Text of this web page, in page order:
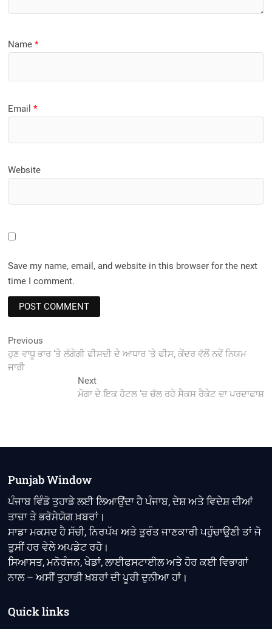
Name*
Email*
Website
Save my name, email, and website in this browser for the next
time I comment.
Post
navigation
Previous
post:
ਹੁਣ ਵਾਧੂ ਭਾਰ ‘ਤੇ ਲੱਗੇਗੀ ਫੀਸਦੀ ਦੇ ਆਧਾਰ ‘ਤੇ ਫੀਸ, ਕੇਂਦਰ ਵੱਲੋਂ ਨਵੇਂ ਨਿਯਮ
ਜਾਰੀ
NextNext
post:
ਮੋਗਾ ਦੇ ਇਕ ਹੋਟਲ ‘ਚ ਚੱਲ ਰਹੇ ਸੈਕਸ ਰੈਕੇਟ ਦਾ ਪਰਦਾਫਾਸ਼
Punjab Window
ਪੰਜਾਬ ਵਿੰਡੋ ਤੁਹਾਡੇ ਲਈ ਲਿਆਉਂਦਾ ਹੈ ਪੰਜਾਬ, ਦੇਸ਼ ਅਤੇ ਵਿਦੇਸ਼ ਦੀਆਂ
ਤਾਜ਼ਾ ਤੇ ਭਰੋਸੇਯੋਗ ਖ਼ਬਰਾਂ।
ਸਾਡਾ ਮਕਸਦ ਹੈ ਸੱਚੀ, ਨਿਰਪੱਖ ਅਤੇ ਤੁਰੰਤ ਜਾਣਕਾਰੀ ਪਹੁੰਚਾਉਣੀ ਤਾਂ ਜੋ
ਤੁਸੀਂ ਹਰ ਵੇਲੇ ਅਪਡੇਟ ਰਹੋ।
ਸਿਆਸਤ, ਮਨੋਰੰਜਨ, ਖੇਡਾਂ, ਲਾਈਫਸਟਾਈਲ ਅਤੇ ਹੋਰ ਕਈ ਵਿਭਾਗਾਂ
ਨਾਲ – ਅਸੀਂ ਤੁਹਾਡੀ ਖ਼ਬਰਾਂ ਦੀ ਪੂਰੀ ਦੁਨੀਆ ਹਾਂ।
Quick links